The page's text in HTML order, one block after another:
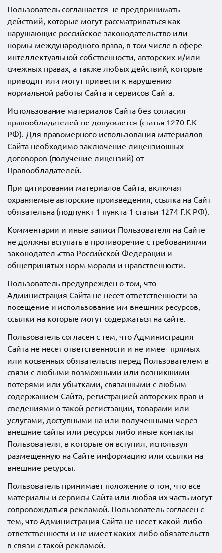
Пользователь соглашается не предпринимать
действий, которые могут рассматриваться как
нарушающие российское законодательство или
нормы международного права, в том числе в сфере
интеллектуальной собственности, авторских и/или
смежных правах, а также любых действий, которые
приводят или могут привести к нарушению
нормальной работы Сайта и сервисов Сайта.
Использование материалов Сайта без согласия
правообладателей не допускается (статья 1270 Г.К
РФ). Для правомерного использования материалов
Сайта необходимо заключение лицензионных
договоров (получение лицензий) от
Правообладателей.
При цитировании материалов Сайта, включая
охраняемые авторские произведения, ссылка на Сайт
обязательна (подпункт 1 пункта 1 статьи 1274 Г.К РФ).
Комментарии и иные записи Пользователя на Сайте
не должны вступать в противоречие с требованиями
законодательства Российской Федерации и
общепринятых норм морали и нравственности.
Пользователь предупрежден о том, что
Администрация Сайта не несет ответственности за
посещение и использование им внешних ресурсов,
ссылки на которые могут содержаться на сайте.
Пользователь согласен с тем, что Администрация
Сайта не несет ответственности и не имеет прямых
или косвенных обязательств перед Пользователем в
связи с любыми возможными или возникшими
потерями или убытками, связанными с любым
содержанием Сайта, регистрацией авторских прав и
сведениями о такой регистрации, товарами или
услугами, доступными на или полученными через
внешние сайты или ресурсы либо иные контакты
Пользователя, в которые он вступил, используя
размещенную на Сайте информацию или ссылки на
внешние ресурсы.
Пользователь принимает положение о том, что все
материалы и сервисы Сайта или любая их часть могут
сопровождаться рекламой. Пользователь согласен с
тем, что Администрация Сайта не несет какой-либо
ответственности и не имеет каких-либо обязательств
в связи с такой рекламой.